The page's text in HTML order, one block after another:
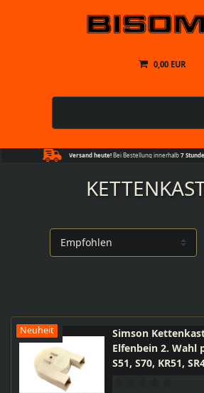
0,00 EUR
Versand heute!Bei Bestellung innerhalb7
Neuheit
Simson
Elfenbein 2. Wahl
S51, S70, KR51,